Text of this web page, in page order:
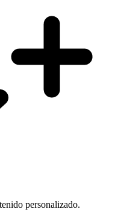
personalizado.